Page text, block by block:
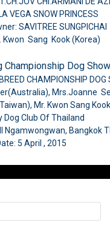
VEGA SNOW PRINCESS
SAVITREE SUNGPICHAI
Kwon Sang Kook (Korea)
Championship Dog
CHAMPIONSHIP DOG
Mrs.Joanne
Mr. Kwon Sang
Dog Club Of Thailand
Ngamwongwan, Bangkok
5 April , 2015